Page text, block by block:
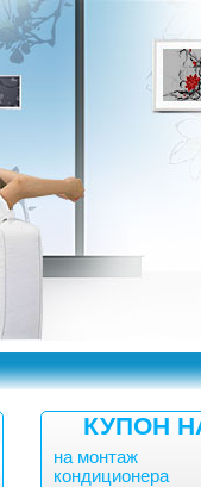
КУПОН
на монтаж
кондиционера